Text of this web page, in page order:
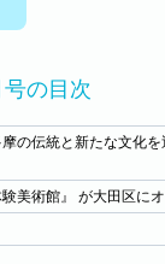
の目次
の伝統と新たな文化を
美術館』 が大田区に